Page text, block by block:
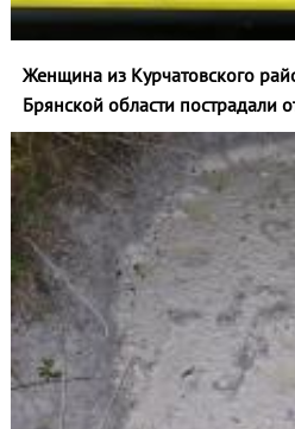
Женщина из Курчатовского
Брянской области пострадали